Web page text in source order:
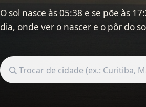
O sol nasce às 05:38 e se põe às
dia, onde ver o nascer e o pôr do
Buscar cidade